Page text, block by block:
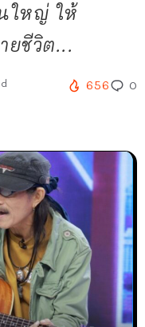
ใหญ่ ให้
ชีวิต...
656 0